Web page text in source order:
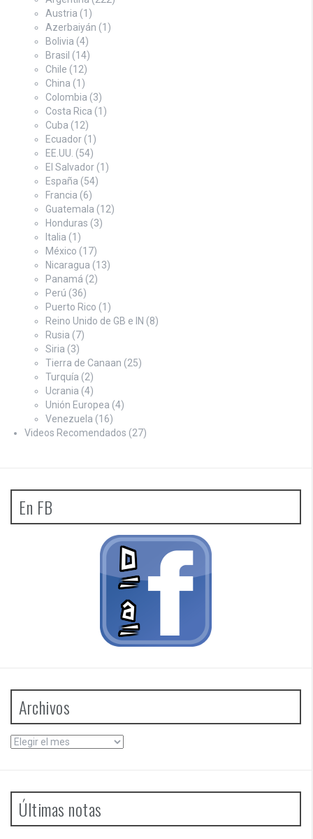
Austria (1)
Azerbaiyán (1)
Bolivia (4)
Brasil (14)
Chile (12)
China (1)
Colombia (3)
Costa Rica (1)
Cuba (12)
Ecuador (1)
EE.UU. (54)
El Salvador (1)
España (54)
Francia (6)
Guatemala (12)
Honduras (3)
Italia (1)
México (17)
Nicaragua (13)
Panamá (2)
Perú (36)
Puerto Rico (1)
Reino Unido de GB e IN (8)
Rusia (7)
Siria (3)
Tierra de Canaan (25)
Turquía (2)
Ucrania (4)
Unión Europea (4)
Venezuela (16)
Videos Recomendados (27)
En FB
Archivos
Archivos
Últimas notas